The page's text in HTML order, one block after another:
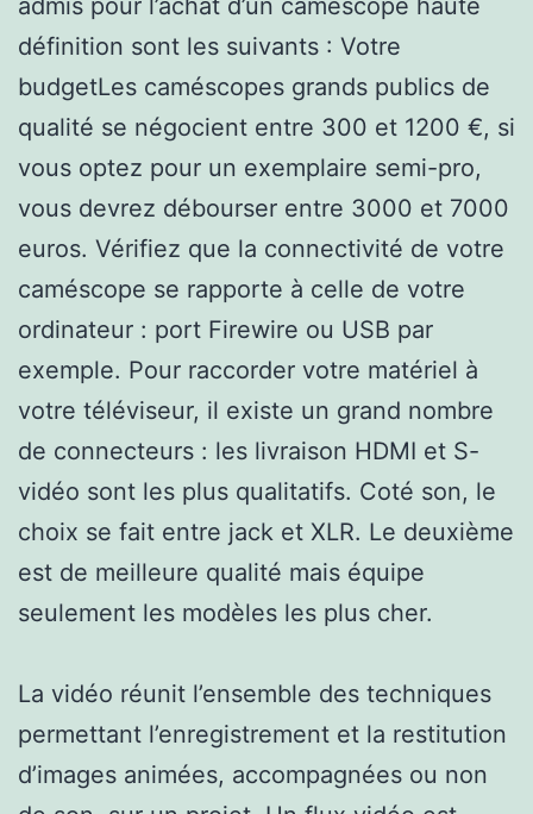
définition sont les suivants : Votre
budgetLes caméscopes grands publics de
qualité se négocient entre 300 et 1200 €, si
vous optez pour un exemplaire semi-pro,
vous devrez débourser entre 3000 et 7000
euros. Vérifiez que la connectivité de votre
caméscope se rapporte à celle de votre
ordinateur : port Firewire ou USB par
exemple. Pour raccorder votre matériel à
votre téléviseur, il existe un grand nombre
de connecteurs : les livraison HDMI et S-
vidéo sont les plus qualitatifs. Coté son, le
choix se fait entre jack et XLR. Le deuxième
est de meilleure qualité mais équipe
seulement les modèles les plus cher.
La vidéo réunit l’ensemble des techniques
permettant l’enregistrement et la restitution
d’images animées, accompagnées ou non